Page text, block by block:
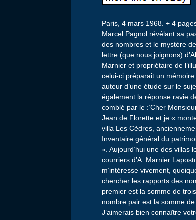
Paris, 4 mars 1968. + 4
Marcel Pagnol révélant sa
des nombres et le mystère
lettre (que nous joignons)
Marnier et propriétaire de
celui-ci préparait un
auteur d’une étude sur le
également la réponse ravie
comblé par le :’Cher
Jean de Florette et je «
villa Les Cèdres,
Inventaire général du
». Aujourd’hui une des villas
courriers d’A. Marnier
m’intéresse vivement,
chercher les rapports des
premier est la somme de
nombre pair est la somme
J’aimerais bien connaître